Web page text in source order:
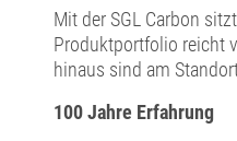
Mit der SGL Carbon
Produktportfolio reicht
hinaus sind am
100 Jahre Erfahrung